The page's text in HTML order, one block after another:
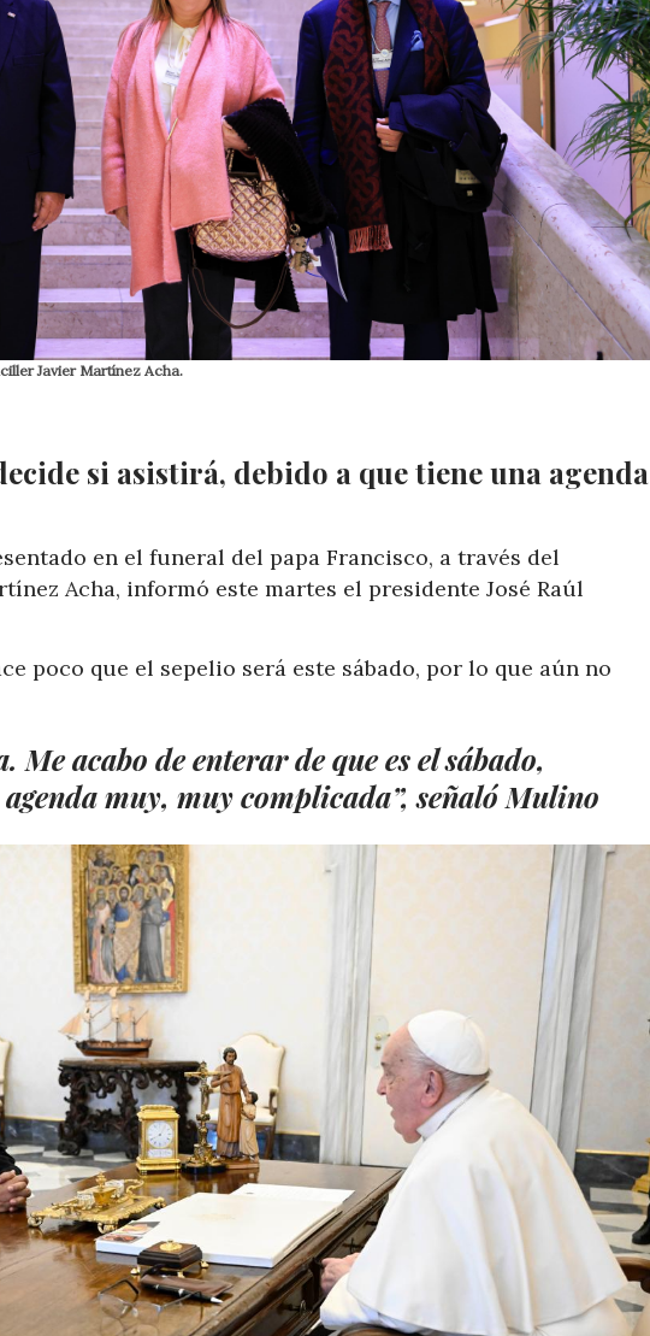
Javier Martínez Acha.
si asistirá, debido a que tiene una agenda
en el funeral del papa Francisco, a través del
Acha, informó este martes el presidente José Raúl
poco que el sepelio será este sábado, por lo que aún no
acabo de enterar de que es el sábado,
agenda muy, muy complicada”, señaló Mulino